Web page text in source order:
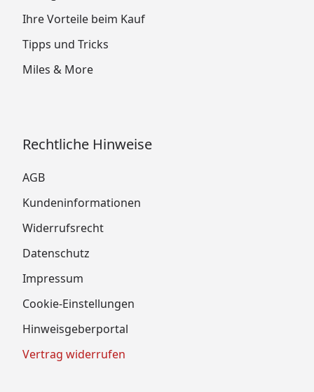
Ihre Vorteile beim Kauf
Tipps und Tricks
Miles & More
Rechtliche Hinweise
AGB
Kundeninformationen
Widerrufsrecht
Datenschutz
Impressum
Cookie-Einstellungen
Hinweisgeberportal
Vertrag widerrufen